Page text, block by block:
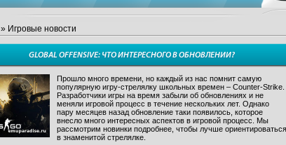
» Игровые новости
GLOBAL OFFENSIVE: ЧТО ИНТЕРЕСНОГО В ОБНОВЛЕНИИ?
Прошло много времени, но каждый из нас помнит самую
популярную игру-стрелялку школьных времен – Counter-Strike.
Разработчики игры на время забыли об обновлениях и не
меняли игровой процесс в течение нескольких лет. Однако
пару месяцев назад обновление таки появилось, которое
внесло много интересных аспектов в игровой процесс. Мы
рассмотрим новинки подробнее, чтобы лучше ориентироваться
в знаменитой стрелялке.